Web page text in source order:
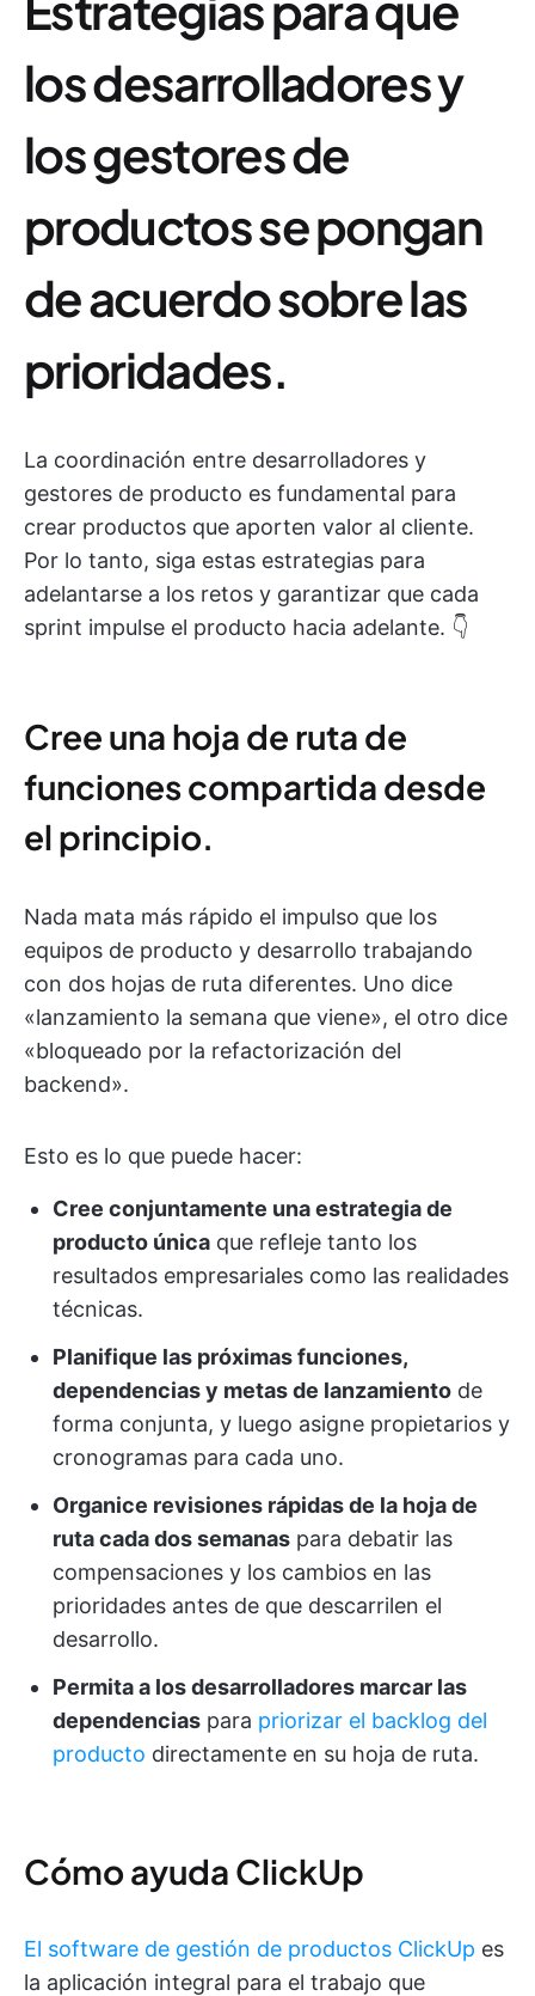
los desarrolladores y
los gestores de
productos se pongan
de acuerdo sobre las
prioridades.
La coordinación entre desarrolladores y
gestores de producto es fundamental para
crear productos que aporten valor al cliente.
Por lo tanto, siga estas estrategias para
adelantarse a los retos y garantizar que cada
sprint impulse el producto hacia adelante. 👇
Cree una hoja de ruta de
funciones compartida desde
el principio.
Nada mata más rápido el impulso que los
equipos de producto y desarrollo trabajando
con dos hojas de ruta diferentes. Uno dice
«lanzamiento la semana que viene», el otro dice
«bloqueado por la refactorización del
backend».
Esto es lo que puede hacer:
Cree conjuntamente una estrategia de
producto única que refleje tanto los
resultados empresariales como las realidades
técnicas.
Planifique las próximas funciones,
dependencias y metas de lanzamiento de
forma conjunta, y luego asigne propietarios y
cronogramas para cada uno.
Organice revisiones rápidas de la hoja de
ruta cada dos semanas para debatir las
compensaciones y los cambios en las
prioridades antes de que descarrilen el
desarrollo.
Permita a los desarrolladores marcar las
dependencias para priorizar el backlog del
producto directamente en su hoja de ruta.
Cómo ayuda ClickUp
El software de gestión de productos ClickUp es
la aplicación integral para el trabajo que